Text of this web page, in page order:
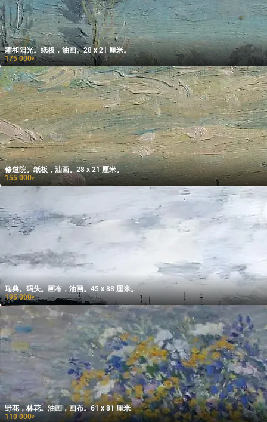
霜和阳光。纸板，油画。28 x 21 厘米。
175 000₽
修道院。纸板，油画。28 x 21 厘米。
155 000₽
瑞典。码头。画布，油画。45 x 88 厘米。
195 000₽
野花，林花。油画，画布。61 x 81 厘米
110 000₽